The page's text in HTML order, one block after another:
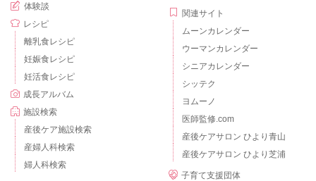
体験談
レシピ
離乳食レシピ
妊娠食レシピ
妊活食レシピ
成長アルバム
施設検索
産後ケア施設検索
産婦人科検索
婦人科検索
関連サイト
ムーンカレンダー
ウーマンカレンダー
シニアカレンダー
シッテク
ヨムーノ
医師監修.com
産後ケアサロン ひより青山
産後ケアサロン ひより芝浦
子育て支援団体